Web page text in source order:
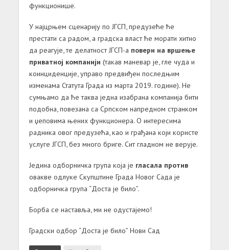
функционише.
У најцрњем сценарију по ЈГСП, предузеће ће
престати са радом, а градска власт ће морати хитно
да реагује, те делатност ЈГСП-а повери на вршење
приватној компанији (такав маневар је, гле чуда и
коинциденције, управо предвиђен последњим
изменама Статута Града из марта 2019. године). Не
сумњамо да ће таква једна изабрана компанија бити
подобна, повезана са Српском напредном странком
и џеповима њених функционера. О интересима
радника овог предузећа, као и грађана који користе
услуге ЈГСП, без много бриге. Сит гладном не верује.
Једина одборничка група која је гласала против
овакве одлуке Скупштине Града Новог Сада је
одборничка група “Доста је било”.
Борба се наставља, ми не одустајемо!
Градски одбор “Доста је било” Нови Сад